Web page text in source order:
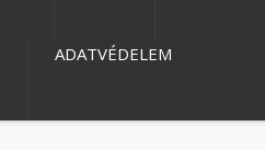
ADATVÉDELEM